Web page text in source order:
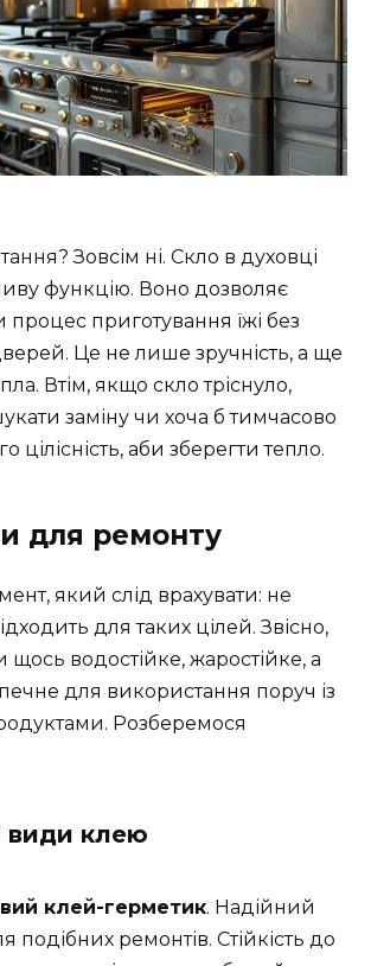
Зовсім ні. Скло в духовці
функцію. Воно дозволяє
процес приготування їжі без
Це не лише зручність, а ще
Втім, якщо скло тріснуло,
заміну чи хоча б тимчасово
цілісність, аби зберегти тепло.
для ремонту
який слід врахувати: не
для таких цілей. Звісно,
щось водостійке, жаростійке, а
для використання поруч із
Розберемося
види клею
клей-герметик. Надійний
подібних ремонтів. Стійкість до